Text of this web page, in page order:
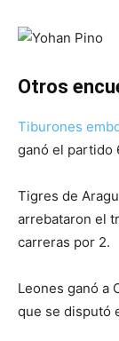
Otros
Tiburones
ganó el partido
Tigres de
arrebataron el
carreras por 2.
Leones ganó a
que se disputó